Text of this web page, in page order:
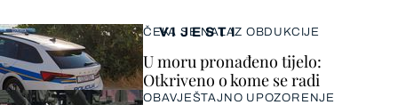
VIJESTI
ČEKA SE NALAZ OBDUKCIJE
U moru pronađeno tijelo:
Otkriveno o kome se radi
OBAVJEŠTAJNO UPOZORENJE